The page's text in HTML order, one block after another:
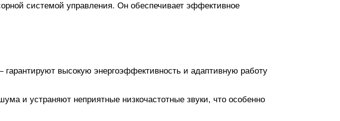
системой управления. Он обеспечивает эффективное
гарантируют высокую энергоэффективность и адаптивную работу
и устраняют неприятные низкочастотные звуки, что особенно